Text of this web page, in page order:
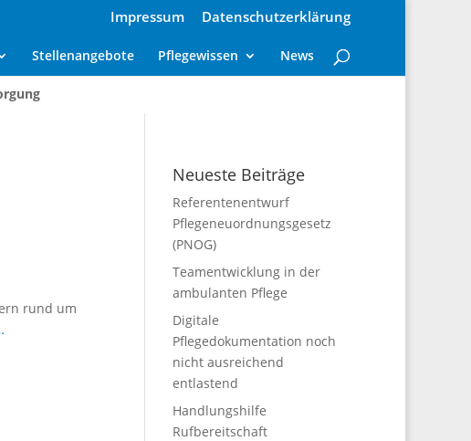
Impressum Datenschutzerklärung
Stellenangebote Pflegewissen News
rund um
Neueste Beiträge
Referentenentwurf
Pflegeneuordnungsgesetz
(PNOG)
Teamentwicklung in der
ambulanten Pflege
Digitale
Pflegedokumentation noch
nicht ausreichend
entlastend
Handlungshilfe
Rufbereitschaft